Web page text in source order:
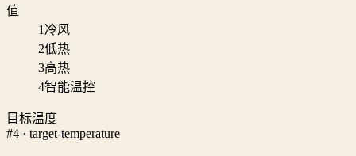
值
1 冷风
2低热
3高热
4智能温控
目标温度
#4 · target-temperature